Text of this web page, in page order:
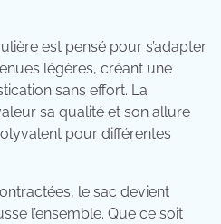
est pensé pour s’adapter
légères, créant une
sans effort. La
sa qualité et son allure
pour différentes
le sac devient
l’ensemble. Que ce soit